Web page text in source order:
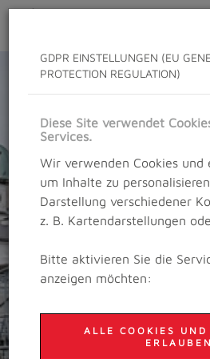
GDPR EINSTELLUNGEN (EU
PROTECTION REGULATION)
Diese Site verwendet
Services.
Wir verwenden Cookies und
um Inhalte zu
Darstellung verschiedener
z. B. Kartendarstellungen
Bitte aktivieren Sie die
anzeigen möchten:
ALLE COOKIES UND
ERLAUBEN